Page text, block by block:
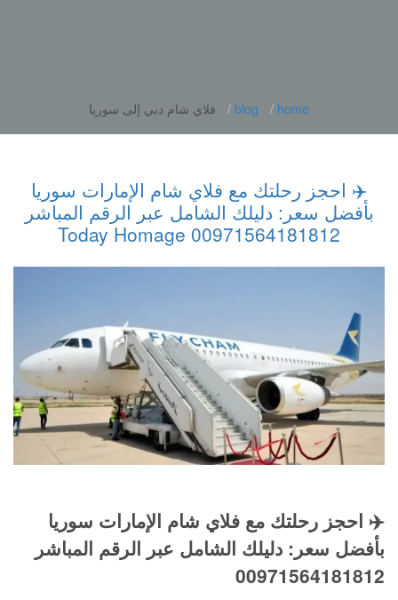
home
blog فلاي شام دبي إلى سوريا
✈️ احجز رحلتك مع فلاي شام الإمارات سوريا
بأفضل سعر: دليلك الشامل عبر الرقم المباشر
00971564181812 Today Homage
✈️ احجز رحلتك مع فلاي شام الإمارات سوريا
بأفضل سعر: دليلك الشامل عبر الرقم المباشر
00971564181812